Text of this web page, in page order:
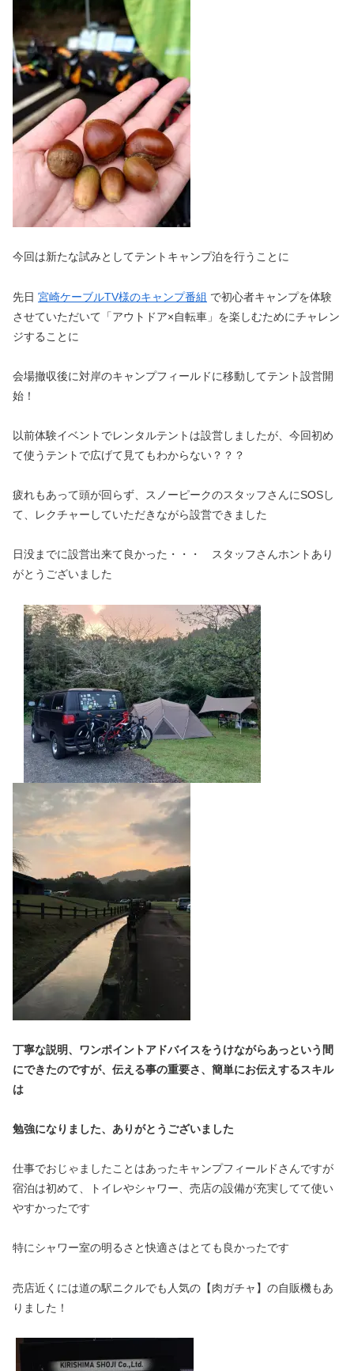
今回は新たな試みとしてテントキャンプ泊を行うことに
先日 宮崎ケーブルTV様のキャンプ番組 で初心者キャンプを体験
させていただいて「アウトドア×自転車」を楽しむためにチャレン
ジすることに
会場撤収後に対岸のキャンプフィールドに移動してテント設営開
始！
以前体験イベントでレンタルテントは設営しましたが、今回初め
て使うテントで広げて見てもわからない？？？
疲れもあって頭が回らず、スノーピークのスタッフさんにSOSし
て、レクチャーしていただきながら設営できました
日没までに設営出来て良かった・・・ スタッフさんホントあり
がとうございました
丁寧な説明、ワンポイントアドバイスをうけながらあっという間
にできたのですが、伝える事の重要さ、簡単にお伝えするスキル
は
勉強になりました、ありがとうございました
仕事でおじゃましたことはあったキャンプフィールドさんですが
宿泊は初めて、トイレやシャワー、売店の設備が充実してて使い
やすかったです
特にシャワー室の明るさと快適さはとても良かったです
売店近くには道の駅ニクルでも人気の【肉ガチャ】の自販機もあ
りました！